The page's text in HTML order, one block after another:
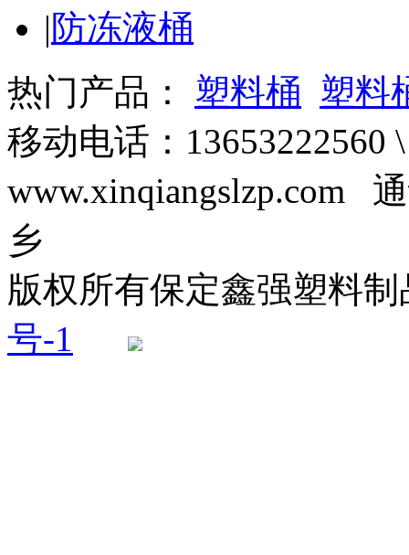
|防冻液桶
热门产品： 塑料桶 塑料
移动电话：
www.xinqiangslzp.com
乡
版权所有保定鑫强塑料
号-1